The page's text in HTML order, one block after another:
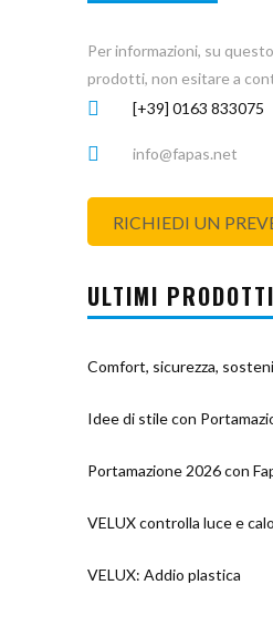
Per informazioni, su
prodotti, non esitare a
[+39] 0163 833075
info@fapas.net
RICHIEDI UN
ULTIMI
Comfort, sicurezza,
Idee di stile con
Portamazione 2026 con
VELUX controlla luce e
VELUX: Addio plastica